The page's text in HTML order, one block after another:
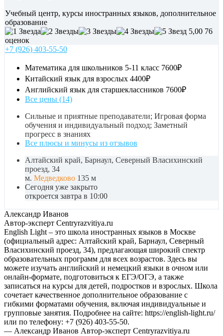
Учебный центр, курсы иностранных языков, дополнительное
образование
5,00 76
оценок
+7 (926) 403-55-50
Математика для школьников 5-11 класс 7600₽
Китайский язык для взрослых 4400₽
Английский язык для старшеклассников 7600₽
Все цены (14)
Сильные и приятные преподаватели; Игровая форма
обучения и индивидуальный подход; Заметный
прогресс в знаниях
Все плюсы и минусы из отзывов
Алтайский край, Барнаул, Северный Власихинский
проезд, 34
м. Медведково 135 м
Сегодня уже закрыто
откроется завтра в 10:00
Александр Иванов
Автор-эксперт Centryrazvitiya.ru
English Light – это школа иностранных языков в Москве
(официальный адрес: Алтайский край, Барнаул, Северный
Власихинский проезд, 34), предлагающая широкий спектр
образовательных программ для всех возрастов. Здесь вы
можете изучать английский и немецкий языки в очном или
онлайн-формате, подготовиться к ЕГЭ/ОГЭ, а также
записаться на курсы для детей, подростков и взрослых. Школа
сочетает качественное дополнительное образование с
гибкими форматами обучения, включая индивидуальные и
групповые занятия. Подробнее на сайте: https://english-light.ru/
или по телефону: +7 (926) 403-55-50.
— Александр Иванов Автор-эксперт Centryrazvitiya.ru